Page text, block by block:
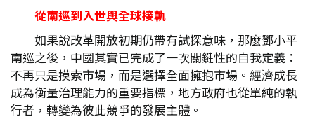
從南巡到入世與全球接軌
如果說改革開放初期仍帶有試探意味，那麼鄧小平
南巡之後，中國其實已完成了一次關鍵性的自我定義：
不再只是摸索市場，而是選擇全面擁抱市場。經濟成長
成為衡量治理能力的重要指標，地方政府也從單純的執
行者，轉變為彼此競爭的發展主體。